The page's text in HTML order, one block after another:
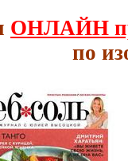
ОНЛАЙН
по